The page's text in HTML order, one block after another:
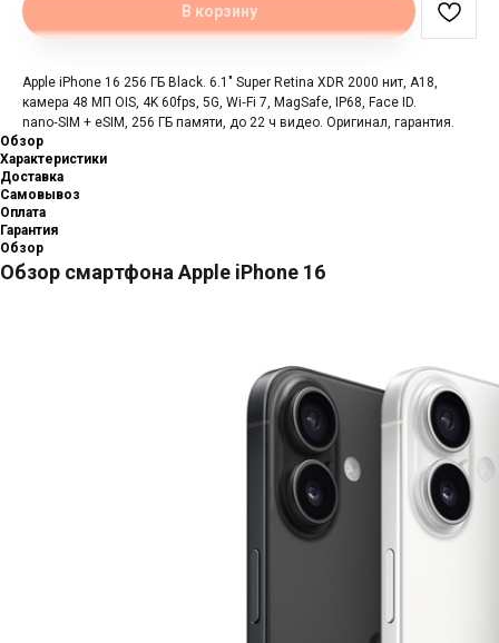
В корзину
Apple iPhone 16 256 ГБ Black. 6.1" Super Retina XDR 2000 нит, A18,
камера 48 МП OIS, 4K 60fps, 5G, Wi‑Fi 7, MagSafe, IP68, Face ID.
nano‑SIM + eSIM, 256 ГБ памяти, до 22 ч видео. Оригинал, гарантия.
Обзор
Характеристики
Доставка
Самовывоз
Оплата
Гарантия
Обзор
Обзор смартфона Apple iPhone 16